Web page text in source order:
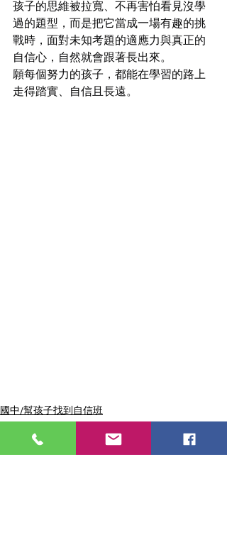
孩子的思維被拉寬、不再害怕看見沒學
過的題型，而是把它當成一場有趣的挑
戰時，面對未知考題的適應力與真正的
自信心，自然就會跟著長出來。
願每個努力的孩子，都能在學習的路上
走得踏實、自信且長遠。
國中/幫孩子找到自信班
適性教學